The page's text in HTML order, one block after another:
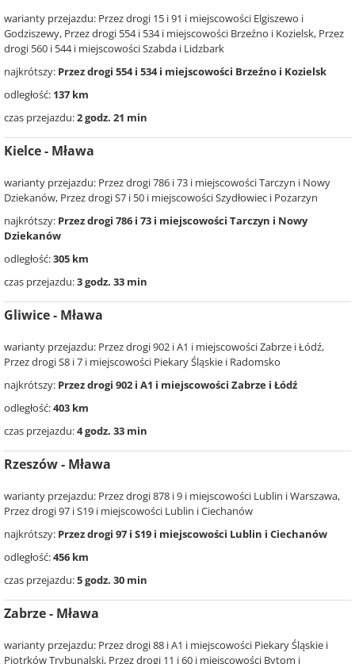
warianty przejazdu: Przez drogi 15 i 91 i miejscowości Elgiszewo i
Godziszewy, Przez drogi 554 i 534 i miejscowości Brzeźno i Kozielsk, Przez
drogi 560 i 544 i miejscowości Szabda i Lidzbark
najkrótszy: Przez drogi 554 i 534 i miejscowości Brzeźno i Kozielsk
odległość: 137 km
czas przejazdu:2 godz. 21 min
Kielce - Mława
warianty przejazdu: Przez drogi 786 i 73 i miejscowości Tarczyn i Nowy
Dziekanów, Przez drogi S7 i 50 i miejscowości Szydłowiec i Pozarzyn
najkrótszy: Przez drogi 786 i 73 i miejscowości Tarczyn i Nowy
Dziekanów
odległość:305 km
czas przejazdu:3 godz. 33 min
Gliwice - Mława
warianty przejazdu: Przez drogi 902 i A1 i miejscowości Zabrze i Łódź,
Przez drogi S8 i 7 i miejscowości Piekary Śląskie i Radomsko
najkrótszy: Przez drogi 902 i A1 i miejscowości Zabrze i Łódź
odległość:403 km
czas przejazdu:4 godz. 33 min
Rzeszów - Mława
warianty przejazdu: Przez drogi 878 i 9 i miejscowości Lublin i Warszawa,
Przez drogi 97 i S19 i miejscowości Lublin i Ciechanów
najkrótszy: Przez drogi 97 i S19 i miejscowości Lublin i Ciechanów
odległość:456 km
czas przejazdu:5 godz. 30 min
Zabrze - Mława
warianty przejazdu: Przez drogi 88 i A1 i miejscowości Piekary Śląskie i
Piotrków Trybunalski, Przez drogi 11 i 60 i miejscowości Bytom i